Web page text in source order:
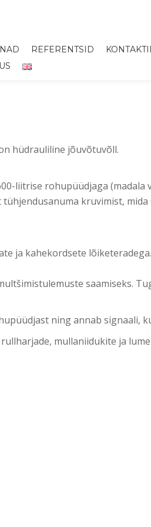
REFERENTSID
hüdrauliline jõuvõtuvõll.
liitrise rohupüüdjaga (madala
kruvimist, mida
ja kahekordsete lõiketeradega.
saamiseks.
ning annab signaali,
mullaniidukite ja